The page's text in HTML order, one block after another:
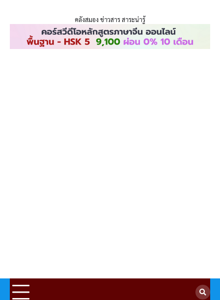
คลังสมอง ข่าวสาร สาระน่ารู้